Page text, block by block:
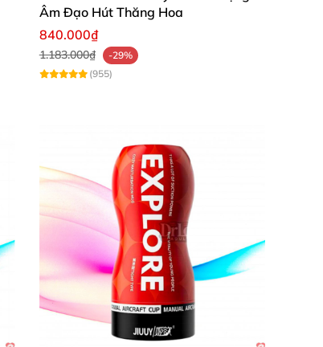
nhạy cảm nhất trên cậu nhỏ
gấp 1,5 lần so với tiêu chuẩn silicone
Âm Đạo Hút Thăng Hoa
840.000₫
1.183.000₫
-29%
(955)